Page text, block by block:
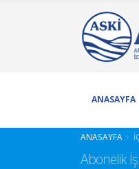
ANASAYFA
ANASAYFA
Abonelik